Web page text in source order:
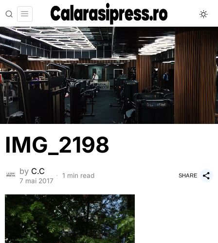
IMG_2198
by C.C
7 mai 2017
1 min read SHARE